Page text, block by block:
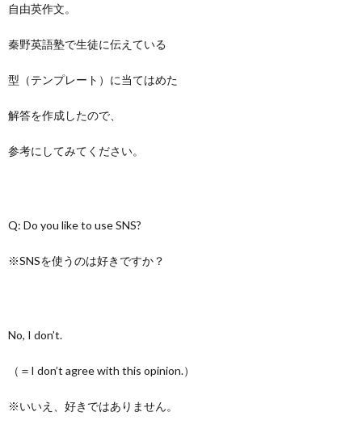
自由英作文。
秦野英語塾で生徒に伝えている
型（テンプレート）に当てはめた
解答を作成したので、
参考にしてみてください。
Q: Do you like to use SNS?
※SNSを使うのは好きですか？
No, I don’t.
（＝I don’t agree with this opinion.）
※いいえ、好きではありません。